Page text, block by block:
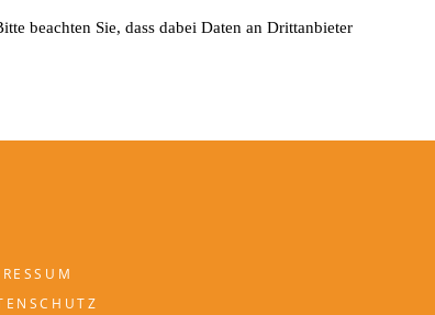
beachten Sie, dass dabei Daten an Drittanbieter